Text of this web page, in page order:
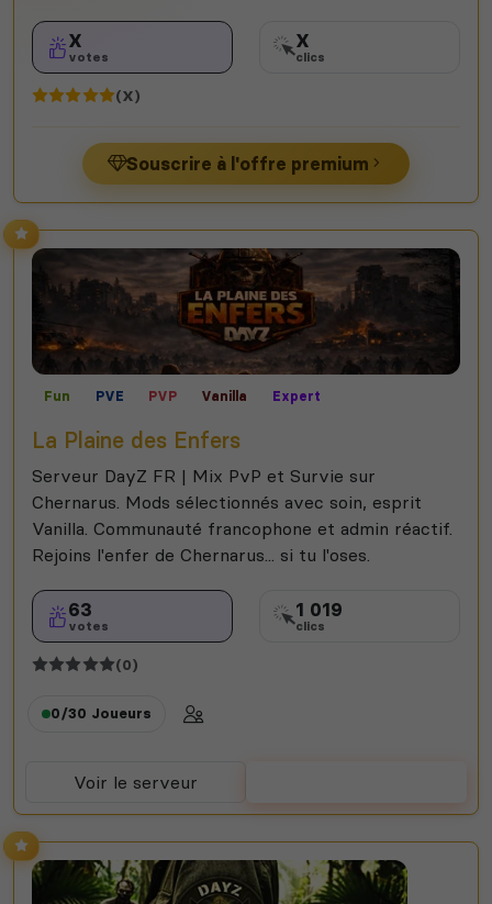
X
votes
X
clics
(X)
Souscrire à l'offre premium
Fun PVE PVP Vanilla Expert
La Plaine des Enfers
Serveur DayZ FR | Mix PvP et Survie sur
Chernarus. Mods sélectionnés avec soin, esprit
Vanilla. Communauté francophone et admin réactif.
Rejoins l'enfer de Chernarus... si tu l'oses.
63
votes
1 019
clics
(0)
0/30 Joueurs
Voir le serveur